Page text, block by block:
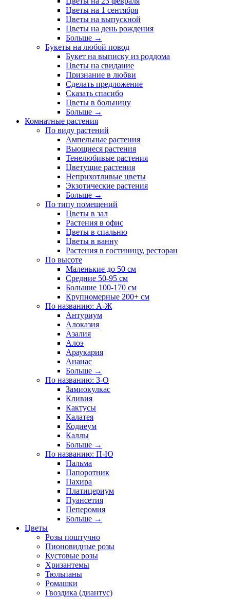
Цветы на 1 сентября
Цветы на выпускной
Цветы на день рождения
Больше →
Букеты на любой повод
Букет на выписку из роддома
Цветы на свидание
Признание в любви
Сделать предложение
Сказать спасибо
Цветы в больницу
Больше →
Комнатные растения
По виду растений
Ампельные растения
Вьющиеся растения
Тенелюбивые растения
Цветущие растения
Неприхотливые цветы
Экзотические растения
Больше →
По типу помещений
Цветы в зал
Растения в офис
Цветы в спальню
Цветы в ванну
Растения в гостиницу, ресторан
По высоте
Маленькие до 50 см
Средние 50-95 см
Большие 100-170 см
Крупномерные 200+ см
По названию: А-Ж
Антуриум
Алоказия
Азалия
Алоэ
Араукария
Ананас
Больше →
По названию: З-О
Замиокулкас
Кливия
Кактусы
Калатея
Кодиеум
Каллы
Больше →
По названию: П-Ю
Пальма
Папоротник
Пахира
Платицериум
Пуансетия
Пеперомия
Больше →
Цветы
Розы поштучно
Пионовидные розы
Кустовые розы
Хризантемы
Тюльпаны
Ромашки
Гвоздика (диантус)